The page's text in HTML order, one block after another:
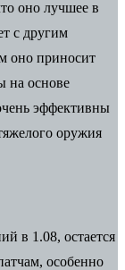
оно лучшее в
с другим
оно приносит
на основе
эффективны
оружия
в 1.08, остается
особенно